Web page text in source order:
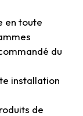
en toute
du
installation
de